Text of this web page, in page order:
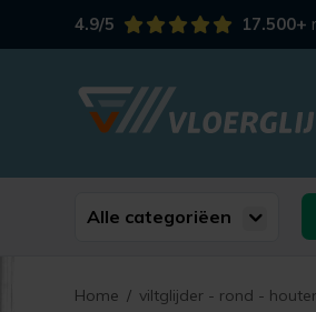
4.9/5 17.500+
Alle categoriëen
Home / viltglijder - rond -